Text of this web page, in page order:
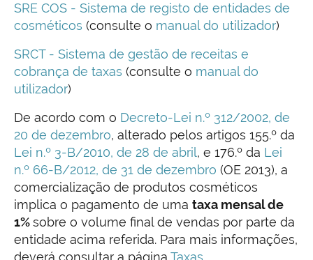
SRE COS - Sistema de registo de entidades de
cosméticos (consulte o manual do utilizador)
SRCT - Sistema de gestão de receitas e
cobrança de taxas (consulte o manual do
utilizador)
De acordo com o Decreto-Lei n.º 312/2002, de
20 de dezembro, alterado pelos artigos 155.º da
Lei n.º 3-B/2010, de 28 de abril, e 176.º da Lei
n.º 66-B/2012, de 31 de dezembro (OE 2013), a
comercialização de produtos cosméticos
implica o pagamento de uma taxa mensal de
1%sobre o volume final de vendas por parte da
entidade acima referida. Para mais informações,
deverá consultar a página Taxas.